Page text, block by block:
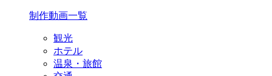
制作動画一覧
観光
ホテル
温泉・旅館